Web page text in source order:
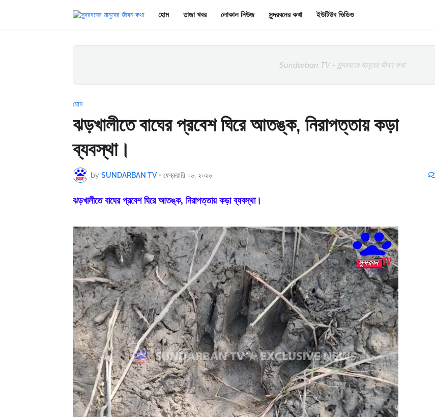
হোম তাজা খবর লোকাল নিউজ সুন্দরবনের কথা ইউটিউব ভিডিও
Sundarban TV - সুন্দরবনের মানুষের জীবন কথা
হোম
ঝড়খালীতে বাঘের প্রবেশ ঘিরে আতঙ্ক, নিরাপত্তায় কড়া
ব্যবস্থা।
by SUNDARBAN TV • ফেব্রুয়ারি ০৬, ২০২৬
ঝড়খালীতে বাঘের প্রবেশ ঘিরে আতঙ্ক, নিরাপত্তায় কড়া ব্যবস্থা।